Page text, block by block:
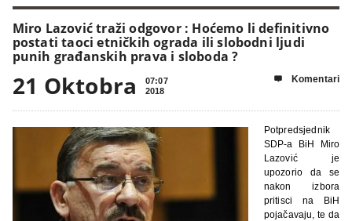
Miro Lazović traži odgovor : Hoćemo li definitivno
postati taoci etničkih ograda ili slobodni ljudi
punih građanskih prava i sloboda ?
21 Oktobra
07:07
2018
 Komentari
Potpredsjednik
SDP-a BiH Miro
Lazović je
upozorio da se
nakon izbora
pritisci na BiH
pojačavaju, te da